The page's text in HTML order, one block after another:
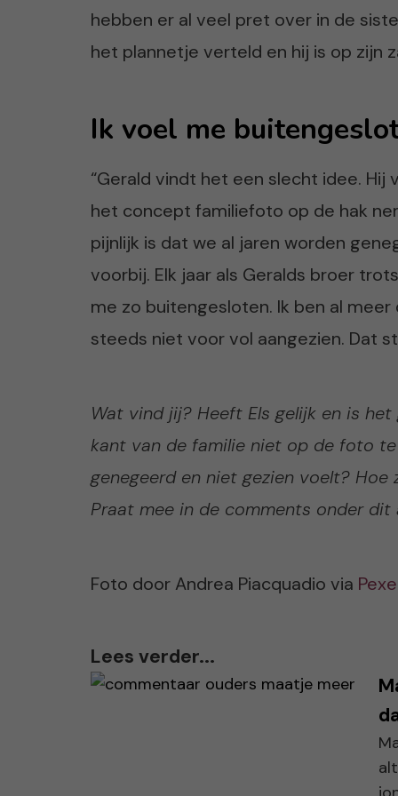
hebben er al veel pret over in de
het plannetje verteld en hij is op zijn
Ik voel me
“Gerald vindt het een slecht idee.
het concept familiefoto op de hak
pijnlijk is dat we al jaren worden
voorbij. Elk jaar als Geralds broer
me zo buitengesloten. Ik ben al
steeds niet voor vol aangezien. Dat
Wat vind jij? Heeft Els gelijk en is
kant van de familie niet op de foto
genegeerd en niet gezien voelt?
Praat mee in de comments onder dit
Foto door Andrea Piacquadio via
Lees verder...